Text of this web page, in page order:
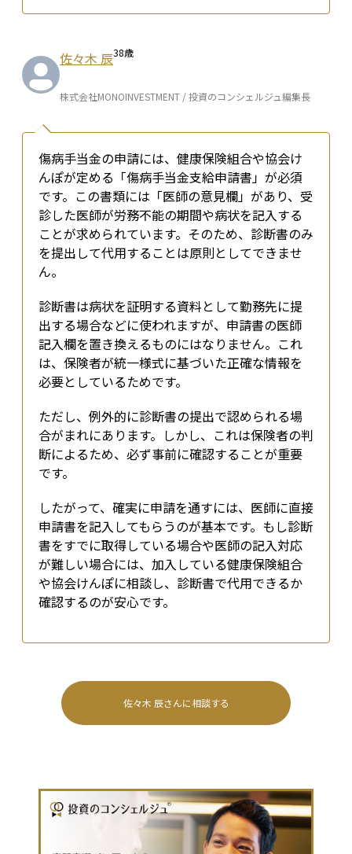
佐々木 辰38歳
株式会社MONOINVESTMENT / 投資のコンシェルジュ編集長
傷病手当金の申請には、健康保険組合や協会け
んぽが定める「傷病手当金支給申請書」が必須
です。この書類には「医師の意見欄」があり、受
診した医師が労務不能の期間や病状を記入する
ことが求められています。そのため、診断書のみ
を提出して代用することは原則としてできませ
ん。
診断書は病状を証明する資料として勤務先に提
出する場合などに使われますが、申請書の医師
記入欄を置き換えるものにはなりません。これ
は、保険者が統一様式に基づいた正確な情報を
必要としているためです。
ただし、例外的に診断書の提出で認められる場
合がまれにあります。しかし、これは保険者の判
断によるため、必ず事前に確認することが重要
です。
したがって、確実に申請を通すには、医師に直接
申請書を記入してもらうのが基本です。もし診断
書をすでに取得している場合や医師の記入対応
が難しい場合には、加入している健康保険組合
や協会けんぽに相談し、診断書で代用できるか
確認するのが安心です。
佐々木 辰さんに相談する